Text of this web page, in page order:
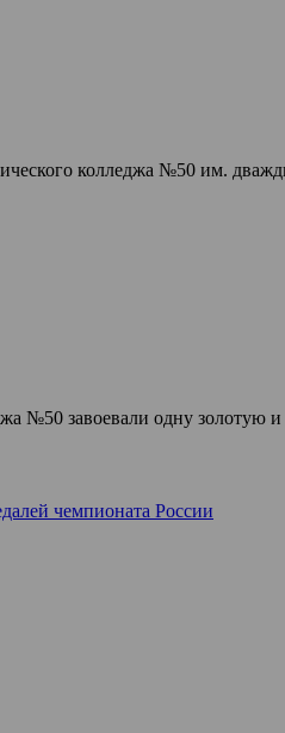
колледжа №50 им.
№50 завоевали одну золотую
чемпионата России